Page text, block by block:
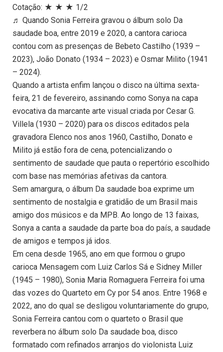
Cotação: ★ ★ ★ 1/2
♬ Quando Sonia Ferreira gravou o álbum solo Da
saudade boa, entre 2019 e 2020, a cantora carioca
contou com as presenças de Bebeto Castilho (1939 –
2023), João Donato (1934 – 2023) e Osmar Milito (1941
– 2024).
Quando a artista enfim lançou o disco na última sexta-
feira, 21 de fevereiro, assinando como Sonya na capa
evocativa da marcante arte visual criada por Cesar G.
Villela (1930 – 2020) para os discos editados pela
gravadora Elenco nos anos 1960, Castilho, Donato e
Milito já estão fora de cena, potencializando o
sentimento de saudade que pauta o repertório escolhido
com base nas memórias afetivas da cantora.
Sem amargura, o álbum Da saudade boa exprime um
sentimento de nostalgia e gratidão de um Brasil mais
amigo dos músicos e da MPB. Ao longo de 13 faixas,
Sonya a canta a saudade da parte boa do país, a saudade
de amigos e tempos já idos.
Em cena desde 1965, ano em que formou o grupo
carioca Mensagem com Luiz Carlos Sá e Sidney Miller
(1945 – 1980), Sonia Maria Romaguera Ferreira foi uma
das vozes do Quarteto em Cy por 54 anos. Entre 1968 e
2022, ano do qual se desligou voluntariamente do grupo,
Sonia Ferreira cantou com o quarteto o Brasil que
reverbera no álbum solo Da saudade boa, disco
formatado com refinados arranjos do violonista Luiz